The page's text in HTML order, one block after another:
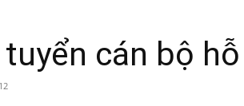
tuyển cán bộ